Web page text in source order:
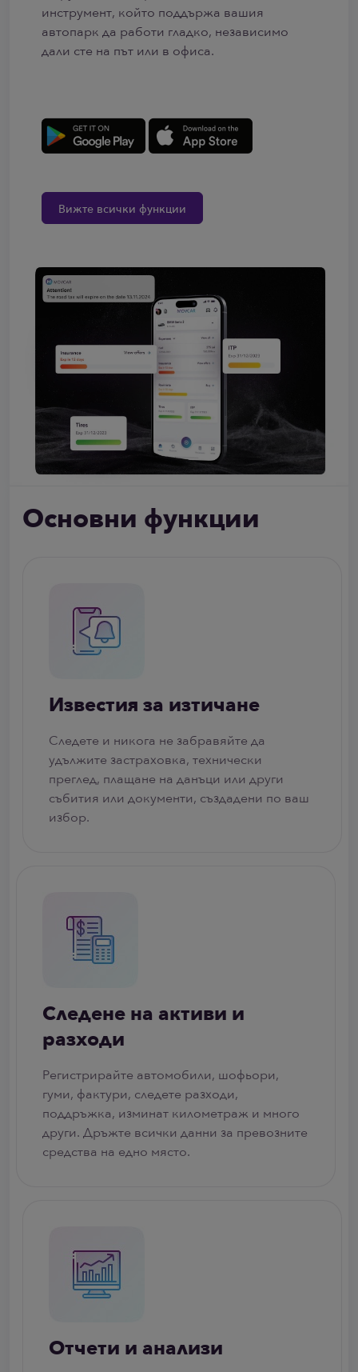
инструмент, който поддържа вашия
автопарк да работи гладко, независимо
дали сте на път или в офиса.
Вижте всички функции
Основни функции
Известия за изтичане
Следете и никога не забравяйте да
удължите застраховка, технически
преглед, плащане на данъци или други
събития или документи, създадени по ваш
избор.
Следене на активи и
разходи
Регистрирайте автомобили, шофьори,
гуми, фактури, следете разходи,
поддръжка, изминат километраж и много
други. Дръжте всички данни за превозните
средства на едно място.
Отчети и анализи